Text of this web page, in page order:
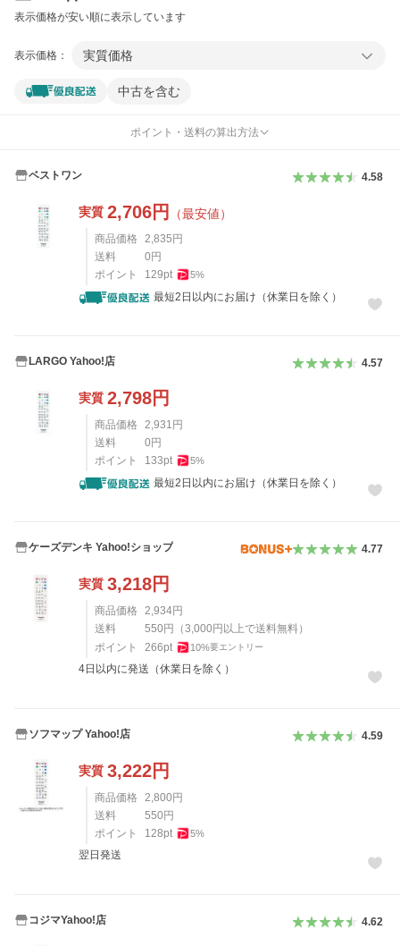
表示価格が安い順に表示しています
表示価格： 実質価格
中古を含む
ポイント・送料の算出方法
ベストワン 4.58
実質 2,706円 （最安値）
商品価格 2,835 円
送料
0 円
ポイント
129pt 5%
最短2日以内にお届け（休業日を除く）
LARGO Yahoo!店 4.57
実質 2,798円
商品価格 2,931 円
送料
0 円
ポイント
133pt 5%
最短2日以内にお届け（休業日を除く）
ケーズデンキ Yahoo!ショップ 4.77
実質 3,218円
商品価格 2,934円
送料
550 円 （3,000 円以上で送料無料）
ポイント
266pt 10%要エントリー
4日以内に発送（休業日を除く）
ソフマップ Yahoo!店 4.59
実質 3,222円
商品価格 2,800 円
送料
550 円
ポイント
128pt 5%
翌日発送
コジマYahoo!店 4.62